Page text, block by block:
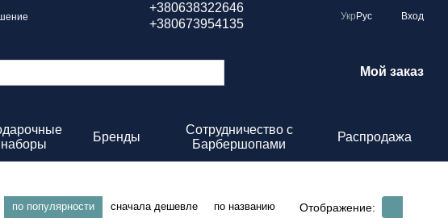
+380638322646
+380673954135
Укр Рус Вход
Мой заказ
наборы
Бренды
Сотрудничество с
Барбершопами
Распродажа
по популярности сначала дешевле по названию Отображение: